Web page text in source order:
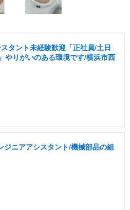
タント未経験歓迎「正社員/土日
やりがいのある環境です/横浜市西
ニアアシスタント/機械部品の組